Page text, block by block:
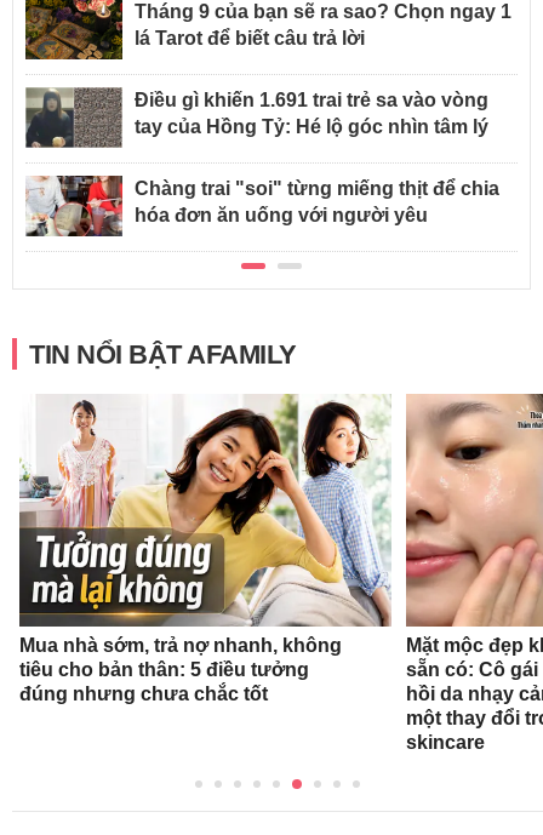
Tháng 9 của bạn sẽ ra sao? Chọn ngay 1
lá Tarot để biết câu trả lời
Điều gì khiến 1.691 trai trẻ sa vào vòng
tay của Hồng Tỷ: Hé lộ góc nhìn tâm lý
Chàng trai "soi" từng miếng thịt để chia
hóa đơn ăn uống với người yêu
TIN NỔI BẬT AFAMILY
Mua nhà sớm, trả nợ nhanh, không
tiêu cho bản thân: 5 điều tưởng
đúng nhưng chưa chắc tốt
Mặt mộc đẹp
sẵn có: Cô
hồi da nhạy
một thay đổi
skincare